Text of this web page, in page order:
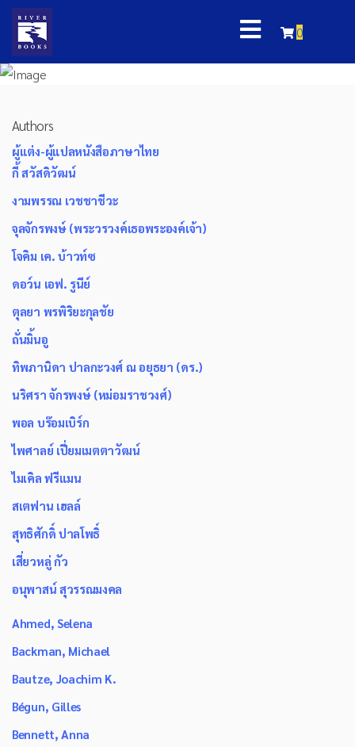
0
Authors
ผู้แต่ง-ผู้แปลหนังสือภาษาไทย
กี้ สวัสดิวัฒน์
งามพรรณ เวชชาชีวะ
จุลจักรพงษ์ (พระวรวงค์เธอพระองค์เจ้า)
โจคิม เค. บ้าวท์ซ
ดอว์น เอฟ. รูนีย์
ตุลยา พรพิริยะกุลชัย
ถั่นมิ้นอู
ทิพภานิดา ปาลกะวงศ์ ณ อยุธยา (ดร.)
นริศรา จักรพงษ์ (หม่อมราชวงศ์)
พอล บร๊อมเบิร์ก
ไพศาลย์ เปี่ยมเมตตาวัฒน์
ไมเคิล ฟรีแมน
สเตฟาน เฮลล์
สุทธิศักดิ์ ปาลโพธิ์
เสี่ยวหลู่ กัว
อนุพาสน์ สุวรรณมงคล
Ahmed, Selena
Backman, Michael
Bautze, Joachim K.
Bégun, Gilles
Bennett, Anna